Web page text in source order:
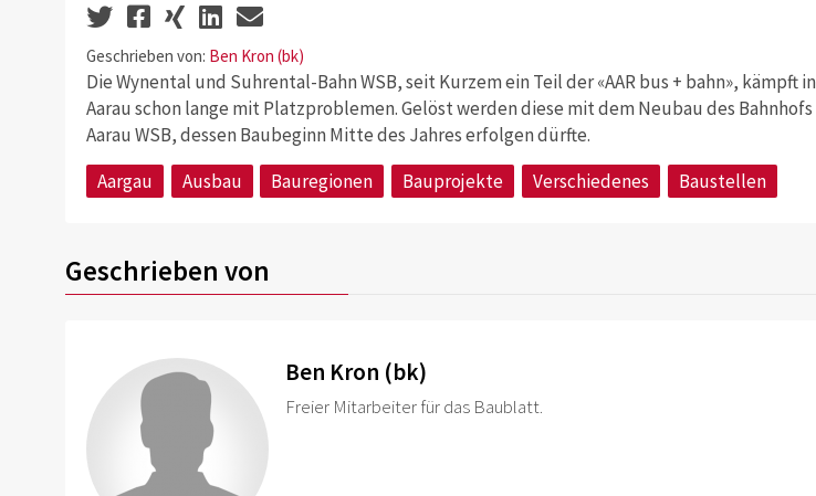
Geschrieben von: Ben Kron (bk)
Die Wynental und Suhrental-Bahn WSB, seit Kurzem ein Teil der «AAR bus + bahn», kämpft in
Aarau schon lange mit Platzproblemen. Gelöst werden diese mit dem Neubau des Bahnhofs
Aarau WSB, dessen Baubeginn Mitte des Jahres erfolgen dürfte.
Aargau
Ausbau Bauregionen Bauprojekte Verschiedenes Baustellen
Geschrieben von
Ben Kron (bk)
Freier Mitarbeiter für das Baublatt.